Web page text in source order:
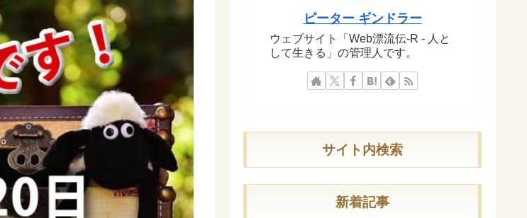
ピーター ギンドラー
ウェブサイト「Web漂流伝-R - 人と
して生きる」の管理人です。
サイト内検索
新着記事